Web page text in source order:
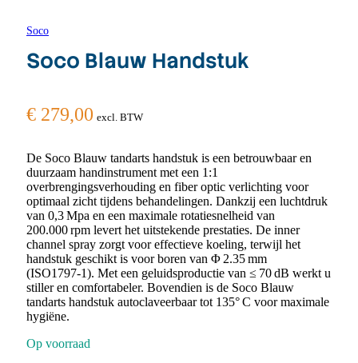
Soco
Soco Blauw Handstuk
€ 279,00 excl. BTW
De Soco Blauw tandarts handstuk is een betrouwbaar en
duurzaam handinstrument met een 1:1
overbrengingsverhouding en fiber optic verlichting voor
optimaal zicht tijdens behandelingen. Dankzij een luchtdruk
van 0,3 Mpa en een maximale rotatiesnelheid van
200.000 rpm levert het uitstekende prestaties. De inner
channel spray zorgt voor effectieve koeling, terwijl het
handstuk geschikt is voor boren van Φ 2.35 mm
(ISO1797‑1). Met een geluidsproductie van ≤ 70 dB werkt u
stiller en comfortabeler. Bovendien is de Soco Blauw
tandarts handstuk autoclaveerbaar tot 135° C voor maximale
hygiëne.
Op voorraad